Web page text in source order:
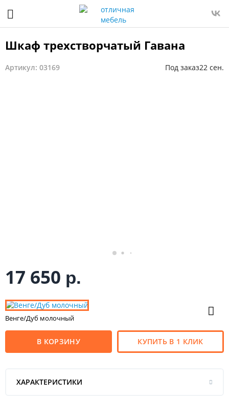
Шкаф трехстворчатый Гавана
Артикул: 03169 Под заказ22 сен.
17 650 р.
Венге/Дуб молочный
В КОРЗИНУ КУПИТЬ В 1 КЛИК
ХАРАКТЕРИСТИКИ